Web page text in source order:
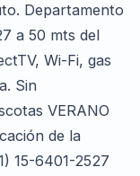
Departamento
a 50 mts del
Wi-Fi, gas
Sin
VERANO
de la
15-6401-2527